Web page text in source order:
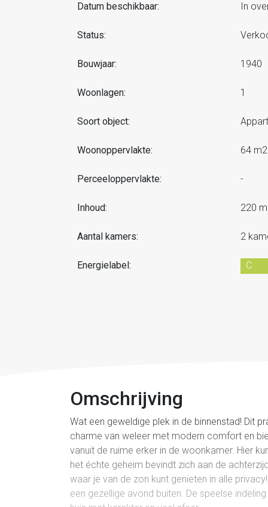
Datum beschikbaar: In
Status:
Bouwjaar: 1940
Woonlagen: 1
Soort object:
Woonoppervlakte: 64 m2
Perceeloppervlakte: -
Inhoud: 220
Aantal kamers: 2
Energielabel: C
Omschrijving
Wat een geweldige plek in de binnenstad! Dit
charme van weleer met modern comfort en
vanuit de ruime erker in de woonkamer. Hier
het échte geheim bevindt zich aan de
waar je van de zon kunt genieten in alle
een gezellige avond buiten. De speelse